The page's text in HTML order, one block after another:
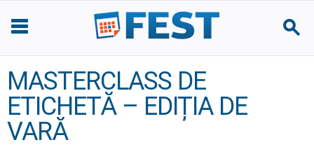
MASTERCLASS DE
ETICHETĂ – EDIȚIA DE
VARĂ